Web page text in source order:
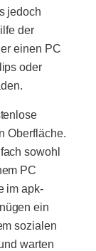
jedoch
der
einen PC
oder
Oberfläche.
sowohl
PC
im apk-
ein
sozialen
warten